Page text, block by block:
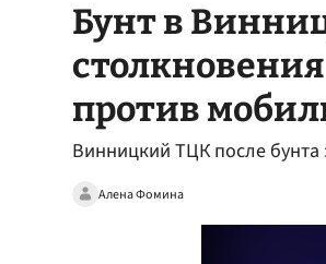
Бунт в
против
Винницкий ТЦК после бунта
Алена Фомина